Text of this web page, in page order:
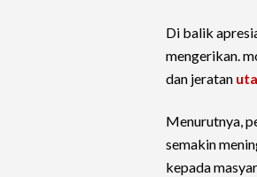
Di balik
mengerikan.
dan jeratan
Menurutnya,
semakin
kepada